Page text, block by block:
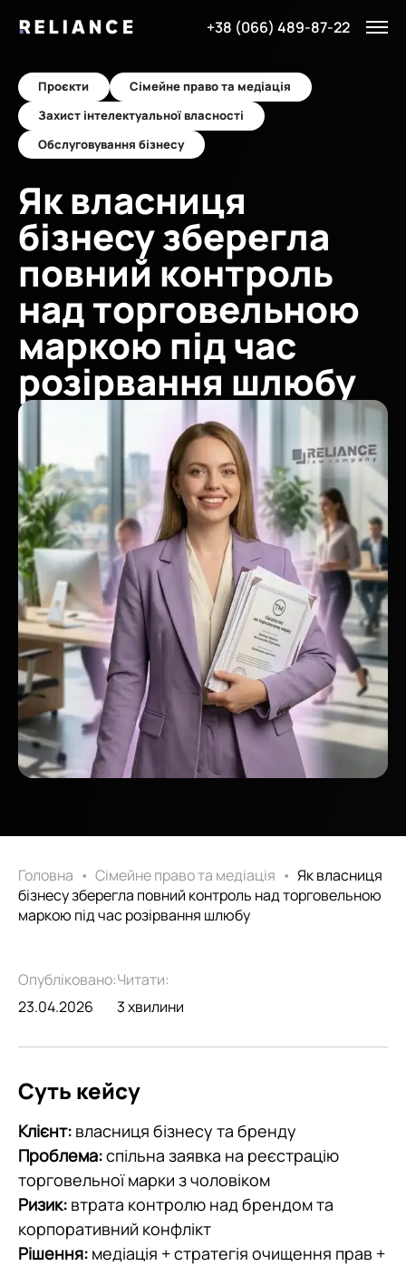
+38 (066) 489-87-22
Проєкти
Сімейне право та медіація
Захист інтелектуальної власності
Обслуговування бізнесу
Як власниця
бізнесу зберегла
повний контроль
над торговельною
маркою під час
розірвання шлюбу
Головна • Сімейне право та медіація • Як власниця
бізнесу зберегла повний контроль над торговельною
маркою під час розірвання шлюбу
Опубліковано:
23.04.2026
Читати:
3 хвилини
Суть кейсу
Клієнт: власниця бізнесу та бренду
Проблема:спільна заявка на реєстрацію
торговельної марки з чоловіком
Ризик: втрата контролю над брендом та
корпоративний конфлікт
Рішення: медіація + стратегія очищення прав +